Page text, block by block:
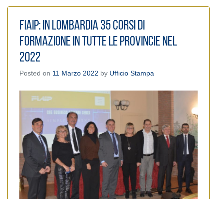
FIAIP: In Lombardia 35 corsi di
formazione in tutte le provincie nel
2022
Posted on 11 Marzo 2022 by Ufficio Stampa